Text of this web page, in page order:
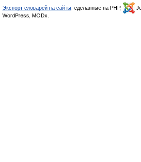
Экспорт словарей на сайты , сделанные на PHP,
WordPress, MODx.